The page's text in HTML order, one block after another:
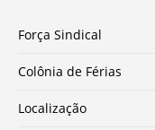
Força Sindical
Colônia de Férias
Localização